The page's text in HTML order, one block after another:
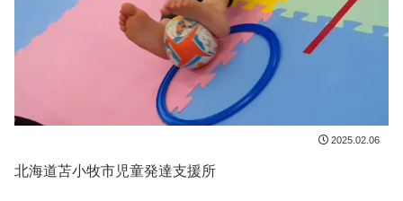
2025.02.06
北海道苫小牧市児童発達支援所